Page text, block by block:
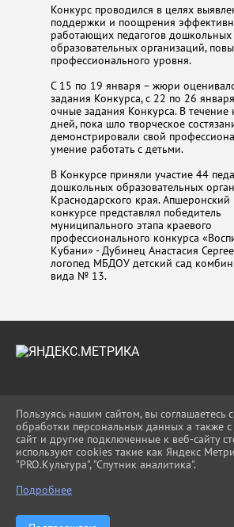
Конкурс проводился в целях
поддержки и поощрения
работающих педагогов дошкольных
образовательных организаций,
профессионального уровня.
С 15 по 19 января – жюри
задания Конкурса, с 22 по 26
очные задания Конкурса. В течение
дней, пока шло творческое
демонстрировали свой
умение работать с детьми.
В Конкурсе приняли участие 44
дошкольных образовательных
Краснодарского края.
конкурсе представлял победитель
муниципального этапа краевого
профессионального конкурса
Кубани» - Дубинец Анастасия
логопед МБДОУ детский сад
вида № 13.
ВХОД
КАРТА САЙТА
ПОЛИТИКА ОБРАБОТКИ
ДАННЫХ
СДЕЛАНО НА KUBCMS
Пользуясь нашим сайтом, вы соглашаетесь
обработки персональных данных а также
сайт и другие подключенные к веб-сайту
используют cookies такие как Яндекс
"PRO.Культура", "Спутник аналитика".
Подробнее